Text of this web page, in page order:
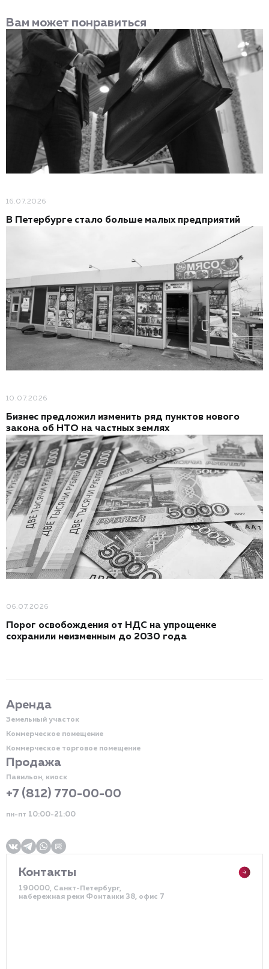
Вам может понравиться
16.07.2026
В Петербурге стало больше малых предприятий
10.07.2026
Бизнес предложил изменить ряд пунктов нового
закона об НТО на частных землях
06.07.2026
Порог освобождения от НДС на упрощенке
сохранили неизменным до 2030 года
Аренда
Земельный участок
Коммерческое помещение
Коммерческое торговое помещение
Продажа
Павильон, киоск
+7 (812) 770-00-00
пн-пт 10:00-21:00
Контакты
190000, Санкт-Петербург,
набережная реки Фонтанки 38, офис 7